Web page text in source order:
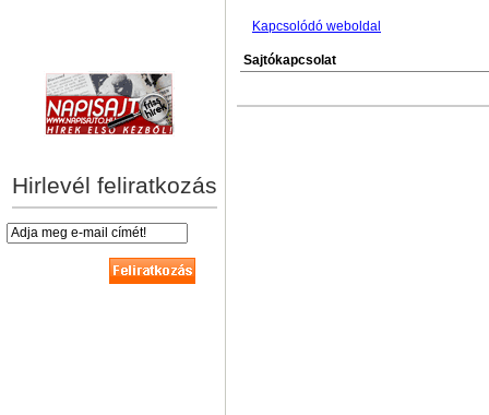
Hirlevél feliratkozás
Kapcsolódó weboldal
Sajtókapcsolat